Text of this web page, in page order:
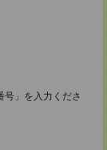
号」を入力くださ